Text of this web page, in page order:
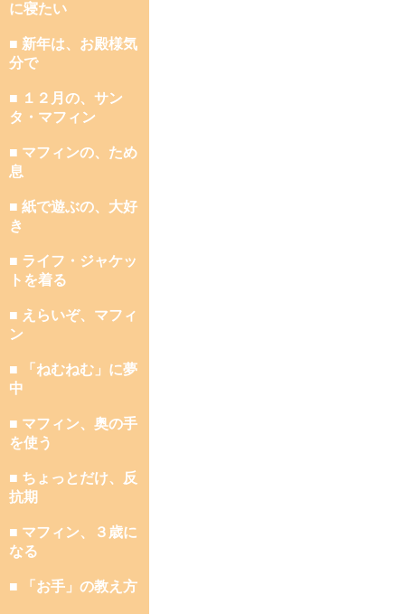
に寝たい
■ 新年は、お殿様気
分で
■ １２月の、サン
タ・マフィン
■ マフィンの、ため
息
■ 紙で遊ぶの、大好
き
■ ライフ・ジャケッ
トを着る
■ えらいぞ、マフィ
ン
■ 「ねむねむ」に夢
中
■ マフィン、奥の手
を使う
■ ちょっとだけ、反
抗期
■ マフィン、３歳に
なる
■ 「お手」の教え方